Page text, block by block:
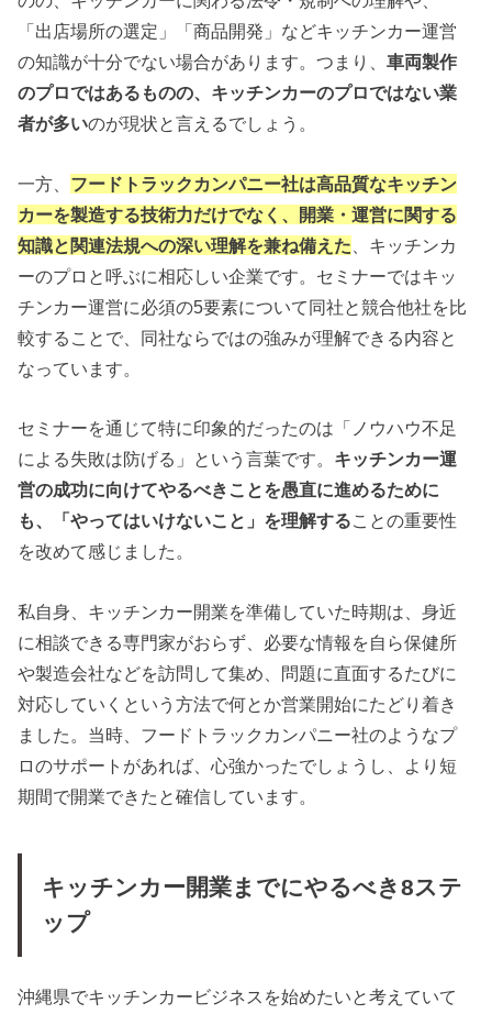
「出店場所の選定」「商品開発」などキッチンカー運営
の知識が十分でない場合があります。つまり、車両製作
のプロではあるものの、キッチンカーのプロではない業
者が多いのが現状と言えるでしょう。
一方、 フードトラックカンパニー社は高品質なキッチン
カーを製造する技術力だけでなく、開業・運営に関する
知識と関連法規への深い理解を兼ね備えた 、キッチンカ
ーのプロと呼ぶに相応しい企業です。セミナーではキッ
チンカー運営に必須の5要素について同社と競合他社を比
較することで、同社ならではの強みが理解できる内容と
なっています。
セミナーを通じて特に印象的だったのは「ノウハウ不足
による失敗は防げる」という言葉です。 キッチンカー運
営の成功に向けてやるべきことを愚直に進めるために
も、「やってはいけないこと」を理解することの重要性
を改めて感じました。
私自身、キッチンカー開業を準備していた時期は、身近
に相談できる専門家がおらず、必要な情報を自ら保健所
や製造会社などを訪問して集め、問題に直面するたびに
対応していくという方法で何とか営業開始にたどり着き
ました。当時、フードトラックカンパニー社のようなプ
ロのサポートがあれば、心強かったでしょうし、より短
期間で開業できたと確信しています。
キッチンカー開業までにやるべき8ステ
ップ
沖縄県でキッチンカービジネスを始めたいと考えていて